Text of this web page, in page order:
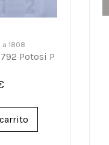
a 1808
Potosi P